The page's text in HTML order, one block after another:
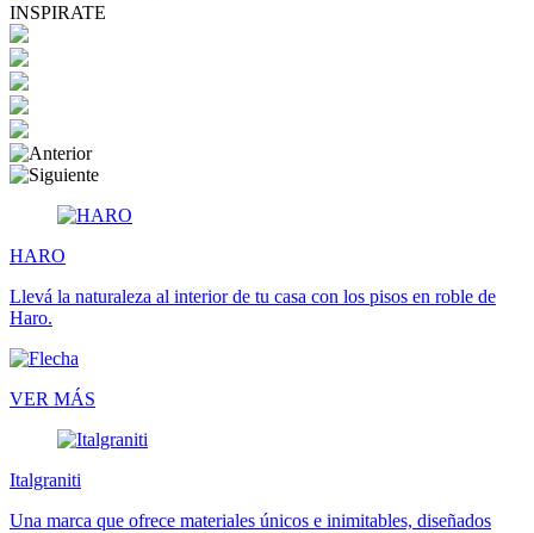
INSPIRATE
HARO
Llevá la naturaleza al interior de tu casa con los pisos en roble de
Haro.
VER MÁS
Italgraniti
Una marca que ofrece materiales únicos e inimitables, diseñados